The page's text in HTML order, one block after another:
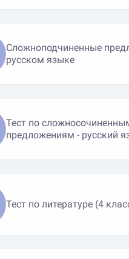
Сложноподчиненные
русском языке
Тест по
предложениям - русский
Тест по литературе (4